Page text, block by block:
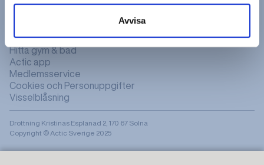
Avvisa
Hitta gym & bad
Actic app
Medlemsservice
Cookies och Personuppgifter
Visselblåsning
Drottning Kristinas Esplanad 2, 170 67 Solna
Copyright © Actic Sverige 2025